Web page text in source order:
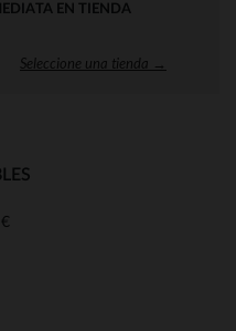
EN TIENDA
Seleccione una tienda →